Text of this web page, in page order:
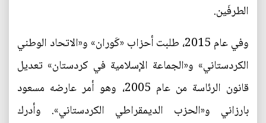
الطرفَين.
وفي عام 2015، طلبت أحزاب «كَوران» و«الاتحاد الوطني
الكردستاني» و«الجماعة الإسلامية في كردستان» تعديل
قانون الرئاسة من عام 2005، وهو أمر عارضه مسعود
بارزاني و«الحزب الديمقراطي الكردستاني». وأدرك